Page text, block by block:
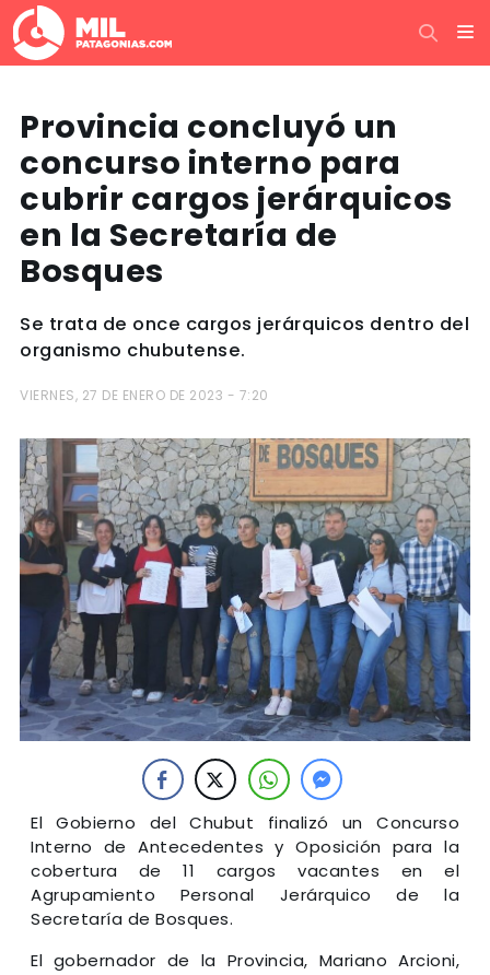
Provincia concluyó un
concurso interno para
cubrir cargos jerárquicos
en la Secretaría de
Bosques
Se trata de once cargos jerárquicos dentro del
organismo chubutense.
VIERNES, 27 DE ENERO DE 2023 - 7:20
El Gobierno del Chubut finalizó un Concurso
Interno de Antecedentes y Oposición para la
cobertura de 11 cargos vacantes en el
Agrupamiento Personal Jerárquico de la
Secretaría de Bosques.
El gobernador de la Provincia, Mariano Arcioni,